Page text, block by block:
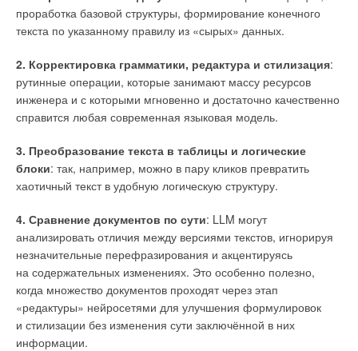
проработка базовой структуры, формирование конечного
текста по указанному правилу из «сырых» данных.
2. Корректировка грамматики, редактура и стилизация:
рутинные операции, которые занимают массу ресурсов
инженера и с которыми мгновенно и достаточно качественно
справится любая современная языковая модель.
3. Преобразование текста в таблицы и логические
блоки: так, например, можно в пару кликов превратить
хаотичный текст в удобную логическую структуру.
4. Сравнение документов по сути: LLM могут
анализировать отличия между версиями текстов, игнорируя
незначительные перефразирования и акцентируясь
на содержательных изменениях. Это особенно полезно,
когда множество документов проходят через этап
«редактуры» нейросетями для улучшения формулировок
и стилизации без изменения сути заключённой в них
информации.
Исследование подтвердило, что первый акведук был
построен около 3 года до н.э., чтобы доставлять воду
известный как Капаронский, первоначально был
единственным источником водоснабжения колонии.
Спустя почти столетие римские инженеры добавили второй
стороны тех же холмов. Воды обеих систем объединялись
в существующей цистерне, которая была частью
первоначальной конструкции.